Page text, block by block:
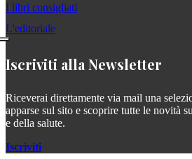
I libri consigliati
L'editoriale
Iscriviti alla Newsletter
Riceverai direttamente via mail una
apparse sul sito e scoprire tutte le novità
e della salute.
Iscriviti